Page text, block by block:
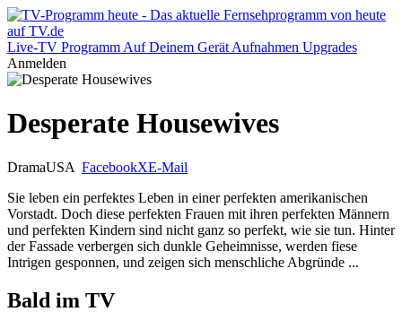
Live-TV Programm Auf Deinem Gerät Aufnahmen Upgrades
Anmelden
Desperate Housewives
DramaUSA FacebookXE-Mail
Sie leben ein perfektes Leben in einer perfekten amerikanischen
Vorstadt. Doch diese perfekten Frauen mit ihren perfekten Männern
und perfekten Kindern sind nicht ganz so perfekt, wie sie tun. Hinter
der Fassade verbergen sich dunkle Geheimnisse, werden fiese
Intrigen gesponnen, und zeigen sich menschliche Abgründe ...
Bald im TV